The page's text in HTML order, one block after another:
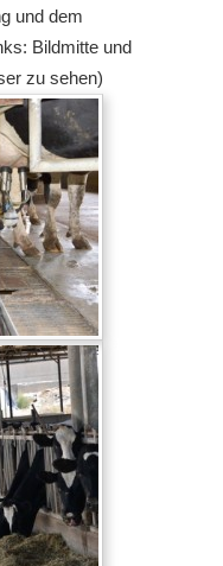
und dem
Bildmitte und
zu sehen)